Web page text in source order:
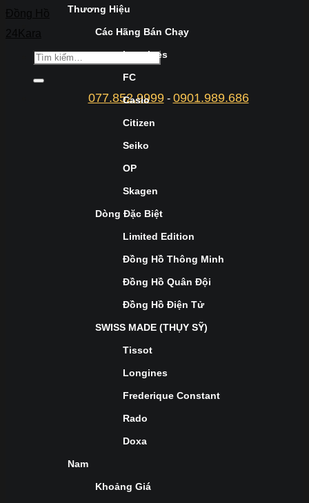
077.852.9999- 0901.989.686
Thương Hiệu
Các Hãng Bán Chạy
Longines
FC
Casio
Citizen
Seiko
OP
Skagen
Dòng Đặc Biệt
Limited Edition
Đồng Hồ Thông Minh
Đồng Hồ Quân Đội
Đồng Hồ Điện Tử
SWISS MADE (THỤY SỸ)
Tissot
Longines
Frederique Constant
Rado
Doxa
Nam
Khoảng Giá